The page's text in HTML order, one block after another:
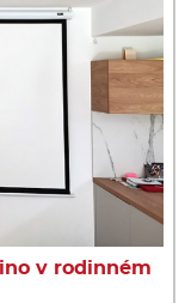
v rodinném